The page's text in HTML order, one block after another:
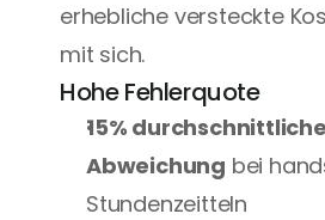
erhebliche versteckte
mit sich.
Hohe Fehlerquote
15% durchschnittliche
Abweichung bei
Stundenzeitteln